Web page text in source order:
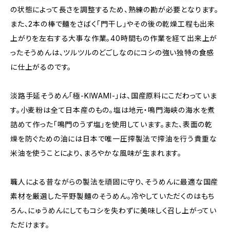
の状態によって長さを調整するため、熟練の勘が必要となります。
また、2本の棒で麺をさばく「門干し」やその後の乾燥工程も出来
上がりを左右する大事な作業。40時間もの作業を経て出来上が
ったそうめんは、ツルツルのどごしなのにコシの強い独特の食感
に仕上がるのです。
淡路手延そうめん「極-KIWAMI-」は、国産原料にこだわっていま
す。小麦粉は全て日本産のもの。塩は地元・鳴門海峡の海水を煮
詰めて作った「鳴門のうず塩」を使用しています。また、表面の乾
燥を防ぐための油には日本で唯一圧搾製法で搾油を行う貴重な
米油を使うことにより、まろやかな風味が生まれます。
職人による昔ながらの製法を頑固に守り、そうめんに最適な国産
素材を厳選した平野製麺のそうめん。冷やしていただくのはもち
ろん、にゅうめんにしてもコシを失わずに美味しく召し上がってい
ただけます。